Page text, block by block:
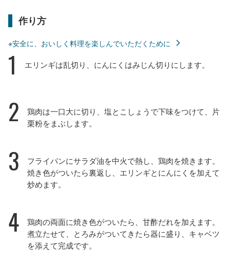
作り方
※安全に、おいしく料理を楽しんでいただくために
1 エリンギは乱切り、にんにくはみじん切りにします。
2
鶏肉は一口大に切り、塩とこしょうで下味をつけて、片
栗粉をまぶします。
3
フライパンにサラダ油を中火で熱し、鶏肉を焼きます。
焼き色がついたら裏返し、エリンギとにんにくを加えて
炒めます。
4
鶏肉の両面に焼き色がついたら、甘酢だれを加えます。
煮立たせて、とろみがついてきたら器に盛り、キャベツ
を添えて完成です。